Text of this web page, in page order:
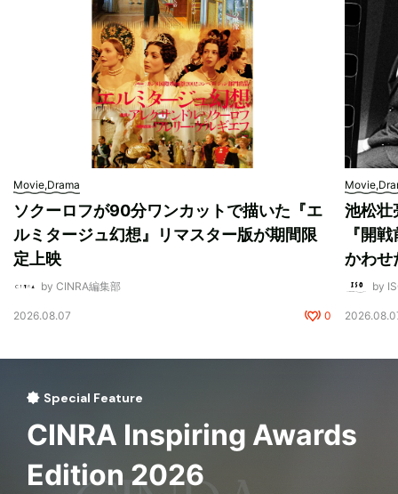
Movie,Drama
ソクーロフが90分ワンカットで描いた『エ
ルミタージュ幻想』リマスター版が期間限
定上映
by CINRA編集部
2026.08.07 0
池松壮
『開
かわせ
by
Special Feature
CINRA Inspiring Awards
Edition 2026